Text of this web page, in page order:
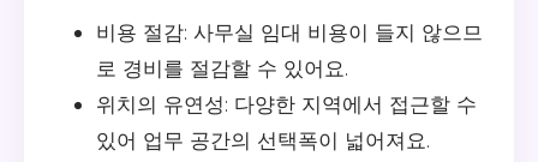
비용 절감: 사무실 임대 비용이 들지 않으므
로 경비를 절감할 수 있어요.
위치의 유연성: 다양한 지역에서 접근할 수
있어 업무 공간의 선택폭이 넓어져요.